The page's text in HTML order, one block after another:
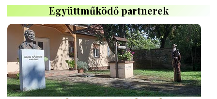
Együttműködő partnerek